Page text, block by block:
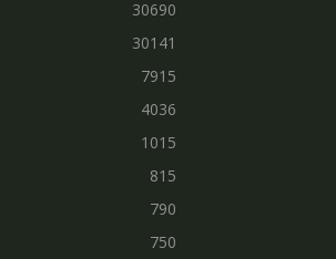
30690
30141
7915
4036
1015
815
790
750